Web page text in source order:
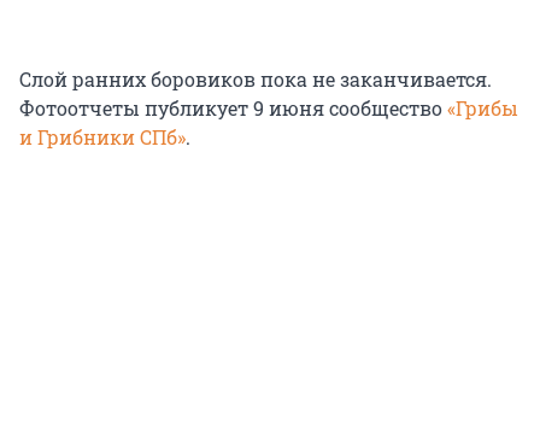
Слой ранних боровиков пока не заканчивается.
Фотоотчеты публикует9 июнясообщество«Грибы
и Грибники СПб».